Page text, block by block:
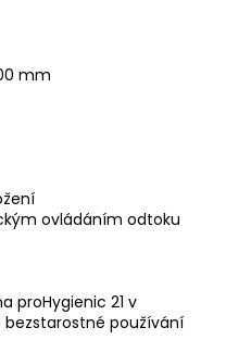
mm
ovládáním odtoku
proHygienic 21 v
bezstarostné používání